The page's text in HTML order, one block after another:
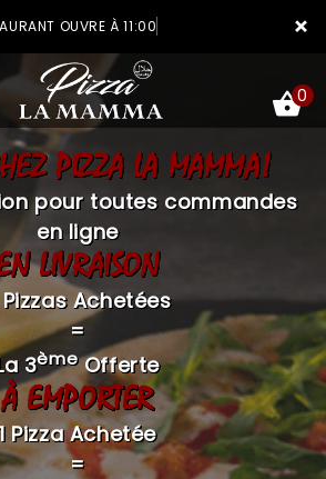
×
OUVRE À 11:00
0
PIZZA LA MAMMA!
pour toutes commandes
en ligne
LIVRAISON
Achetées
=
3èmeOfferte
À EMPORTER
1 Pizza Achetée
=